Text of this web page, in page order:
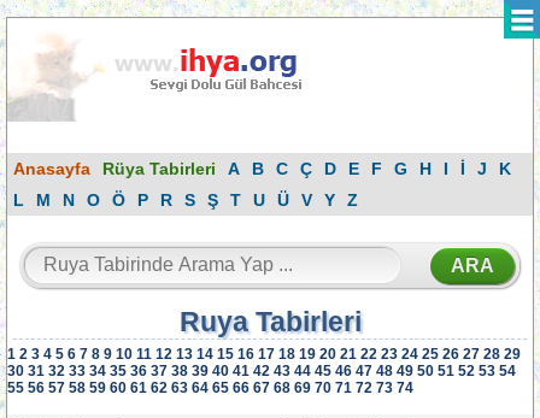
Anasayfa Rüya Tabirleri A B C Ç D E F G H I İ J
K
L
M N O Ö P R S Ş T U Ü V Y Z
Ruya Tabirleri
1 2 3 4 5 6 7 8 9 10 11 12 13 14 15 16 17 18 19 20 21 22 23 24 25 26 27 28 29
30 31 32 33 34 35 36 37 38 39 40 41 42 43 44 45 46 47 48 49 50 51 52 53 54
55 56 57 58 59 60 61 62 63 64 65 66 67 68 69 70 71 72 73 74